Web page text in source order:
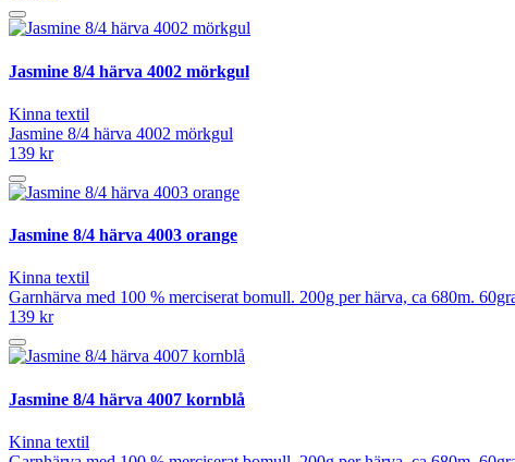
Jasmine 8/4 härva 4002 mörkgul
Kinna textil
Jasmine 8/4 härva 4002 mörkgul
139 kr
Jasmine 8/4 härva 4003 orange
Kinna textil
Garnhärva med 100 % merciserat bomull. 200g per härva, ca 680m.
139 kr
Jasmine 8/4 härva 4007 kornblå
Kinna textil